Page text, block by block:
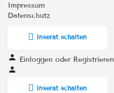
Impressum
Datenschutz
Inserat schalten
Einloggen oder Registrieren
Inserat schalten